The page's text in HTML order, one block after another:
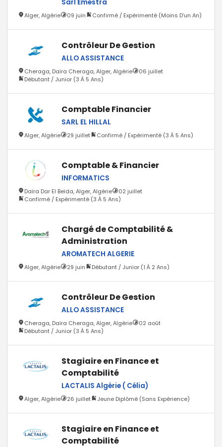
Sarl Emestra
Alger, Algérie 09 juin Confirmé / Expérimenté (Moins D’un An)
Contrôleur De Gestion
ALLO ASSISTANCE
Cheraga, Daïra Cheraga, Alger, Algérie
06 juillet
Débutant / Junior (3 À 5 Ans)
Comptable Financier
SARL EL HILLAL
Alger, Algérie 29 juillet Confirmé / Expérimenté (3 À 5 Ans)
Comptable & Financier
INFORMATICS
Daïra Dar El Beïda, Alger, Algérie
02 juillet
Confirmé / Expérimenté (3 À 5 Ans)
Chargé de Comptabilité &
Administration
AROMATECH ALGERIE
Alger, Algérie 29 juin Débutant / Junior (1 À 2 Ans)
Contrôleur De Gestion
ALLO ASSISTANCE
Cheraga, Daïra Cheraga, Alger, Algérie
02 août
Débutant / Junior (3 À 5 Ans)
Stagiaire en Finance et
Comptabilité
LACTALIS Algérie ( Célia)
Alger, Algérie 26 juillet Jeune Diplômé (Sans Expérience)
Stagiaire en Finance et
Comptabilité